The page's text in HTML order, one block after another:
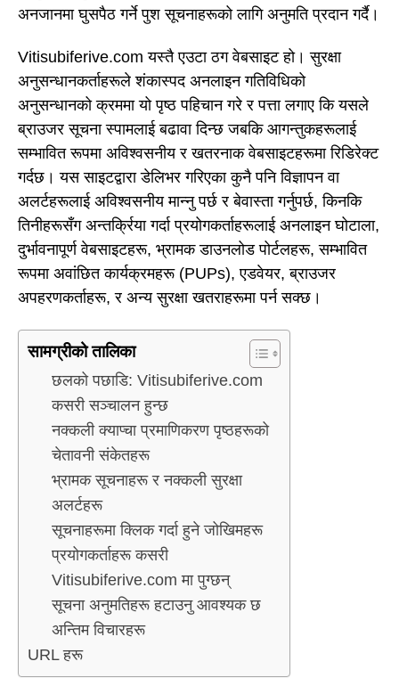
अनजानमा घुसपैठ गर्ने पुश सूचनाहरूको लागि अनुमति प्रदान गर्दै।
Vitisubiferive.com यस्तै एउटा ठग वेबसाइट हो। सुरक्षा
अनुसन्धानकर्ताहरूले शंकास्पद अनलाइन गतिविधिको
अनुसन्धानको क्रममा यो पृष्ठ पहिचान गरे र पत्ता लगाए कि यसले
ब्राउजर सूचना स्पामलाई बढावा दिन्छ जबकि आगन्तुकहरूलाई
सम्भावित रूपमा अविश्वसनीय र खतरनाक वेबसाइटहरूमा रिडिरेक्ट
गर्दछ। यस साइटद्वारा डेलिभर गरिएका कुनै पनि विज्ञापन वा
अलर्टहरूलाई अविश्वसनीय मान्नु पर्छ र बेवास्ता गर्नुपर्छ, किनकि
तिनीहरूसँग अन्तर्क्रिया गर्दा प्रयोगकर्ताहरूलाई अनलाइन घोटाला,
दुर्भावनापूर्ण वेबसाइटहरू, भ्रामक डाउनलोड पोर्टलहरू, सम्भावित
रूपमा अवांछित कार्यक्रमहरू (PUPs), एडवेयर, ब्राउजर
अपहरणकर्ताहरू, र अन्य सुरक्षा खतराहरूमा पर्न सक्छ।
सामग्रीको तालिका
छलको पछाडि: Vitisubiferive.com
कसरी सञ्चालन हुन्छ
नक्कली क्याप्चा प्रमाणिकरण पृष्ठहरूको
चेतावनी संकेतहरू
भ्रामक सूचनाहरू र नक्कली सुरक्षा
अलर्टहरू
सूचनाहरूमा क्लिक गर्दा हुने जोखिमहरू
प्रयोगकर्ताहरू कसरी
Vitisubiferive.com मा पुग्छन्
सूचना अनुमतिहरू हटाउनु आवश्यक छ
अन्तिम विचारहरू
URL हरू